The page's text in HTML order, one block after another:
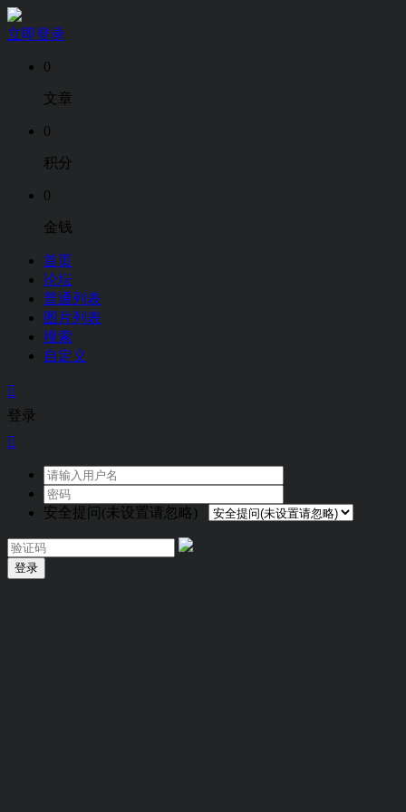
立即登录
0
文章
0
积分
0
金钱
首页
论坛
普通列表
图片列表
搜索
自定义

登录

安全提问(未设置请忽略)
登录